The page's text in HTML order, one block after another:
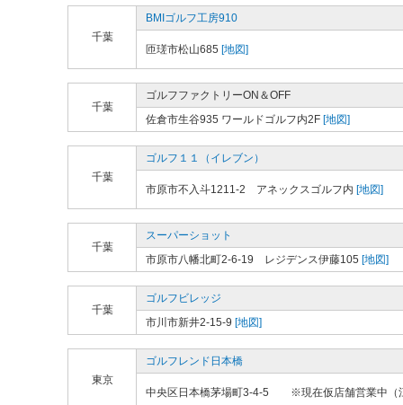
千葉
BMIゴルフ工房910
匝瑳市松山685 [地図]
千葉
ゴルフファクトリーON＆OFF
佐倉市生谷935 ワールドゴルフ内2F [地図]
千葉
ゴルフ１１（イレブン）
市原市不入斗1211-2 アネックスゴルフ内 [地図]
千葉
スーパーショット
市原市八幡北町2-6-19 レジデンス伊藤105 [地図]
千葉
ゴルフビレッジ
市川市新井2-15-9 [地図]
東京
ゴルフレンド日本橋
中央区日本橋茅場町3-4-5 ※現在仮店舗営業中（